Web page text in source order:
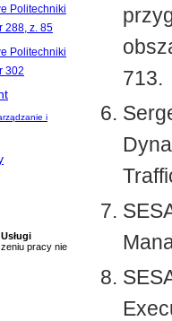
Politechniki
288, z. 85
Politechniki
302
i
pracy nie
713.